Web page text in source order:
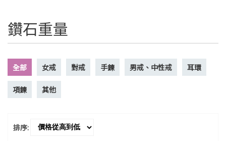
鑽石重量
全部 女戒 對戒 手鍊 男戒、中性戒 耳環
項鍊 其他
排序: